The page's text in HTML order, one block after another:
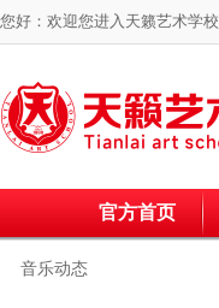
您好：欢迎您进入 天籁艺术学校
官方首页
音乐动态